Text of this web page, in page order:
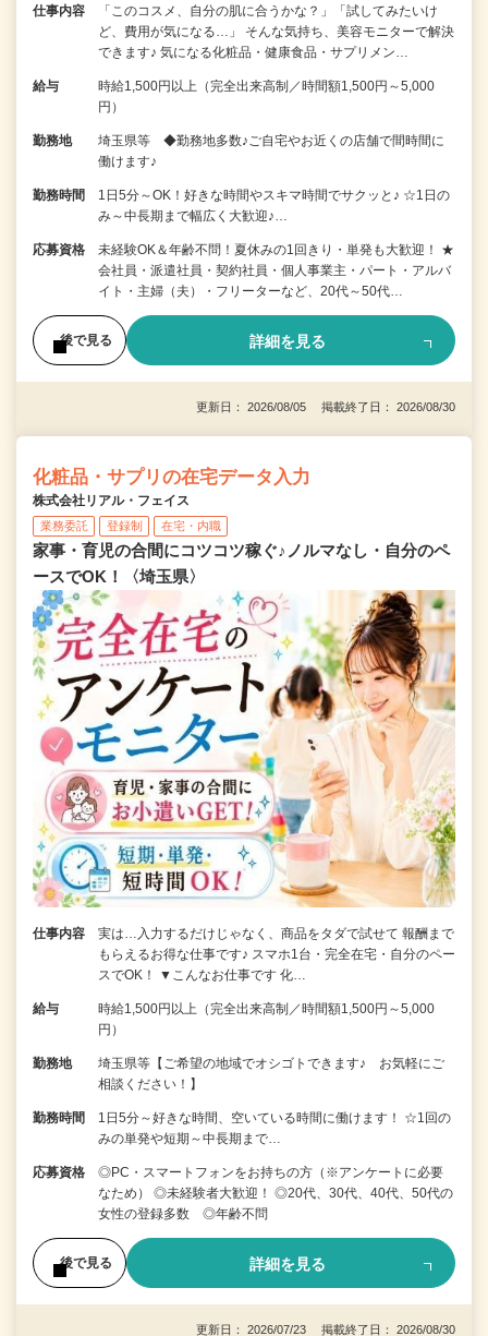
仕事内容
「このコスメ、自分の肌に合うかな？」「試してみたいけ
ど、費用が気になる…」 そんな気持ち、美容モニターで解決
できます♪ 気になる化粧品・健康食品・サプリメン…
給与
時給1,500円以上（完全出来高制／時間額1,500円～5,000
円）
勤務地
埼玉県等 ◆勤務地多数♪ご自宅やお近くの店舗で間時間に
働けます♪
勤務時間
1日5分～OK！好きな時間やスキマ時間でサクッと♪ ☆1日の
み～中長期まで幅広く大歓迎♪…
応募資格
未経験OK＆年齢不問！夏休みの1回きり・単発も大歓迎！ ★
会社員・派遣社員・契約社員・個人事業主・パート・アルバ
イト・主婦（夫）・フリーターなど、20代～50代…
後で見る 詳細を見る
更新日： 2026/08/05 掲載終了日： 2026/08/30
化粧品・サプリの在宅データ入力
株式会社リアル・フェイス
業務委託 登録制 在宅・内職
家事・育児の合間にコツコツ稼ぐ♪ノルマなし・自分のペ
ースでOK！〈埼玉県〉
仕事内容
実は…入力するだけじゃなく、商品をタダで試せて 報酬まで
もらえるお得な仕事です♪ スマホ1台・完全在宅・自分のペー
スでOK！ ▼こんなお仕事です 化…
給与
時給1,500円以上（完全出来高制／時間額1,500円～5,000
円）
勤務地
埼玉県等【ご希望の地域でオシゴトできます♪ お気軽にご
相談ください！】
勤務時間
1日5分～好きな時間、空いている時間に働けます！ ☆1回の
みの単発や短期～中長期まで…
応募資格
◎PC・スマートフォンをお持ちの方（※アンケートに必要
なため） ◎未経験者大歓迎！ ◎20代、30代、40代、50代の
女性の登録多数 ◎年齢不問
後で見る 詳細を見る
更新日： 2026/07/23 掲載終了日： 2026/08/30